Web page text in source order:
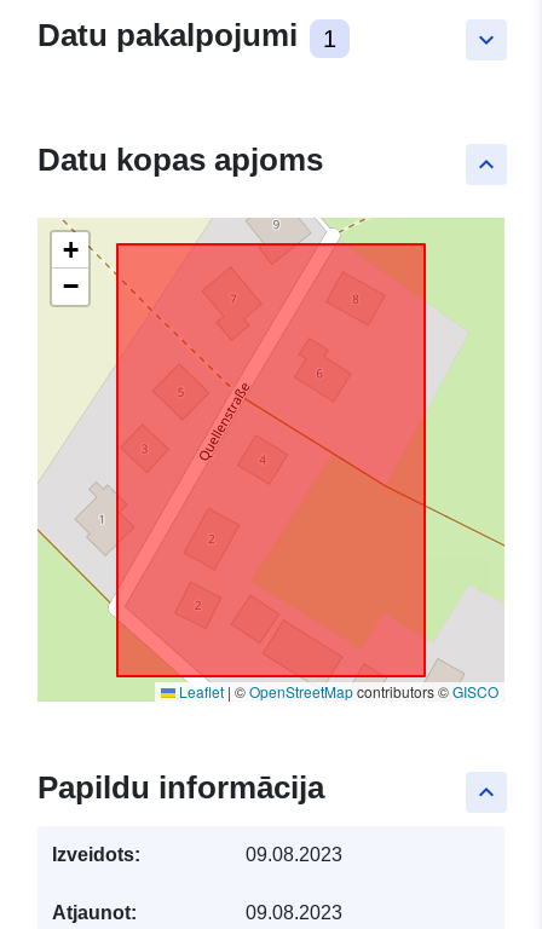
keyboard_arrow_down
Datu pakalpojumi 1
keyboard_arrow_up
Datu kopas apjoms
+
−
Leaflet | ©OpenStreetMapcontributors ©GISCO
keyboard_arrow_up
Papildu informācija
Izveidots: 09.08.2023
Atjaunot: 09.08.2023